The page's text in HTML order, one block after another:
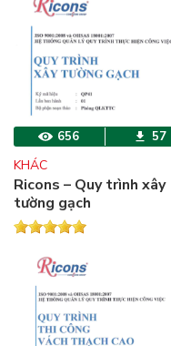
656 57
KHÁC
Ricons – Quy trình xây
tường gạch